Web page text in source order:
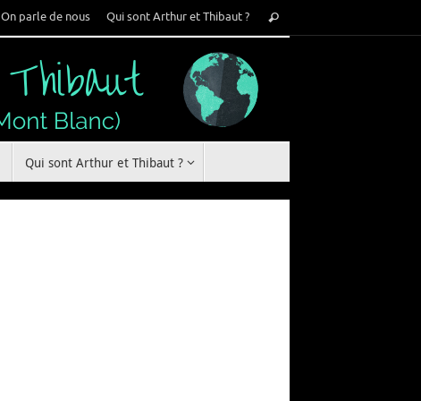
On parle de nous Qui sont Arthur et Thibaut ?
pour
Rechercher
Qui sont Arthur et Thibaut ?